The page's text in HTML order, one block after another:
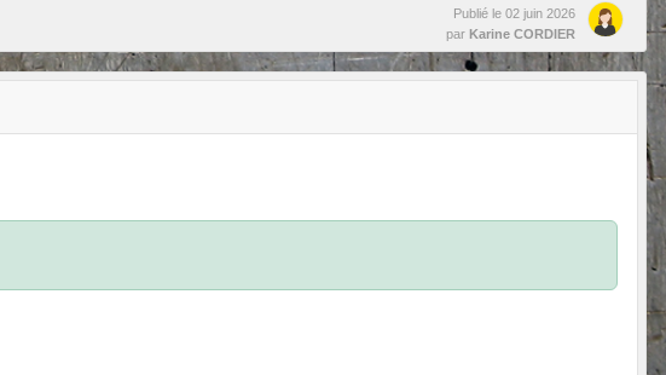
Publié le 02 juin 2026
par Karine CORDIER